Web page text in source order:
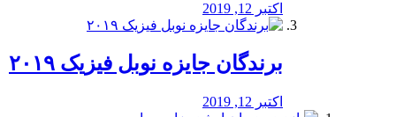
اکتبر 12, 2019
برندگان جایزه نوبل فیزیک ۲۰۱۹
اکتبر 12, 2019